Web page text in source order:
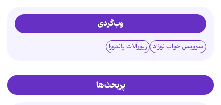
وب‌گردی
سرویس خواب نوزاد زیورآلات پاندورا
پربحث‌ها